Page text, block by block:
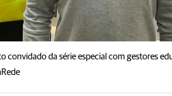
convidado da série especial com gestores